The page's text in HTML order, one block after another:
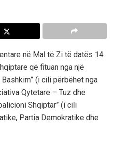
në Mal të Zi të datës 14
që fituan nga një
(i cili përbëhet nga
Qytetare – Tuz dhe
Shqiptar” (i cili
Partia Demokratike dhe